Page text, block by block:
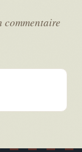
commentaire